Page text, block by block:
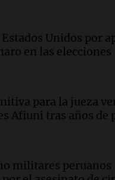
laboral tras
de tarifas de
de agosto por
Irrazábal: “Un
Unidos por
en las elecciones
para la jueza
Afiuni tras años de
militares peruanos